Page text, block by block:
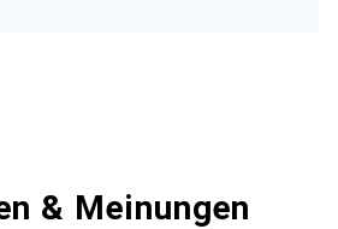
& Meinungen